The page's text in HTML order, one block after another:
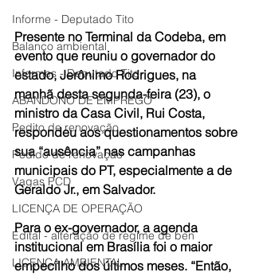
Informe - Deputado Tito
Balanço ambiental
Informes - Deputado Tito
ABANDONO DE EMPREGO
Pedito de renovação
Pedido de renovação
Vagas PCD
LICENÇA DE OPERAÇÃO
Edital - alteração de regime de ben
LICENÇA AMBIENTAL
Presente no Terminal da Codeba, em
evento que reuniu o governador do
estado, Jerônimo Rodrigues, na
manhã desta segunda-feira (23), o
ministro da Casa Civil, Rui Costa,
respondeu aos questionamentos sobre
sua “ausência” nas campanhas
municipais do PT, especialmente a de
Geraldo Jr., em Salvador.
Para o ex-governador, a agenda
institucional em Brasília foi o maior
empecilho dos últimos meses. “Então,